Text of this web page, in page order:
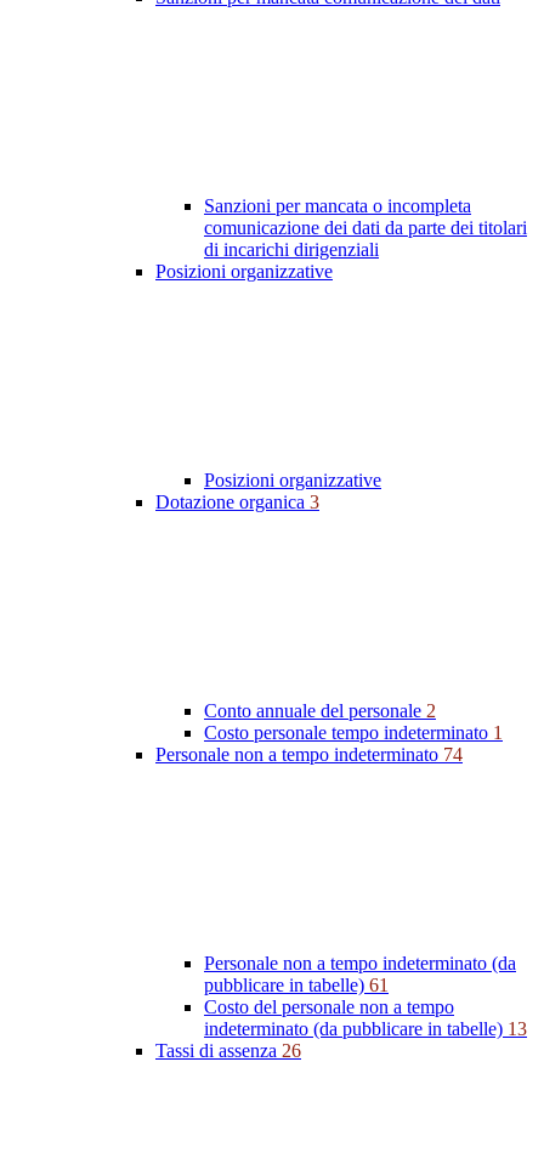
Sanzioni per mancata o incompleta
comunicazione dei dati da parte dei titolari
di incarichi dirigenziali
Posizioni organizzative
Posizioni organizzative
Dotazione organica 3
Conto annuale del personale 2
Costo personale tempo indeterminato 1
Personale non a tempo indeterminato 74
Personale non a tempo indeterminato (da
pubblicare in tabelle) 61
Costo del personale non a tempo
indeterminato (da pubblicare in tabelle) 13
Tassi di assenza 26